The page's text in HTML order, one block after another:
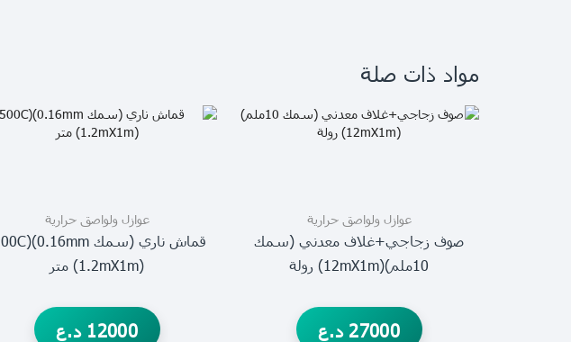
مواد ذات صلة
عوازل ولواصق حرارية
صوف زجاجي+غلاف معدني (سمك
10ملم)(12mX1m) رولة
27000 د.ع
عوازل ولواصق حرارية
(1.2mX1m) متر
12000 د.ع